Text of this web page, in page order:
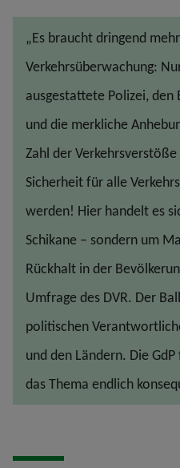
„Es braucht dringend
Verkehrsüberwachung:
ausgestattete Polizei, den
und die merkliche
Zahl der
Sicherheit für alle
werden! Hier handelt es
Schikane – sondern um
Rückhalt in der
Umfrage des DVR. Der
politischen
und den Ländern. Die
das Thema endlich